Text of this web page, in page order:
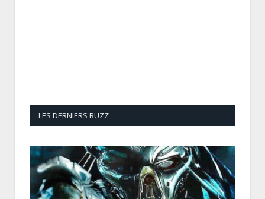
LES DERNIERS BUZZ